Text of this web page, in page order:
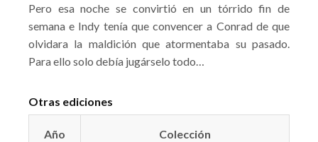
Pero esa noche se convirtió en un tórrido fin de
semana e Indy tenía que convencer a Conrad de que
olvidara la maldición que atormentaba su pasado.
Para ello solo debía jugárselo todo…
Otras ediciones
Año Colección